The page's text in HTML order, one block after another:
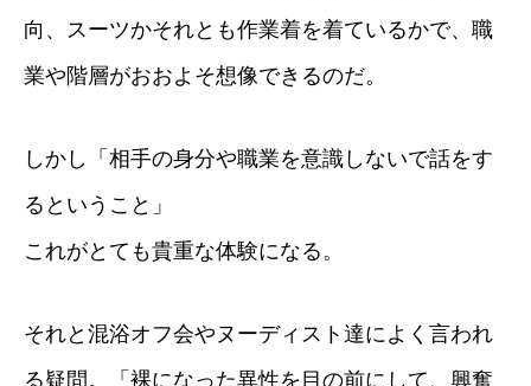
向、スーツかそれとも作業着を着ているかで、職
業や階層がおおよそ想像できるのだ。
しかし「相手の身分や職業を意識しないで話をす
るということ」
これがとても貴重な体験になる。
それと混浴オフ会やヌーディスト達によく言われ
る疑問。「裸になった異性を目の前にして、興奮